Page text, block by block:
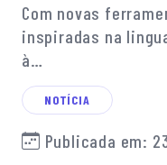
Com novas
inspiradas na
à…
NOTÍCIA
Publicada em: